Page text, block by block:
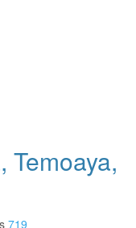
Temoaya,
719